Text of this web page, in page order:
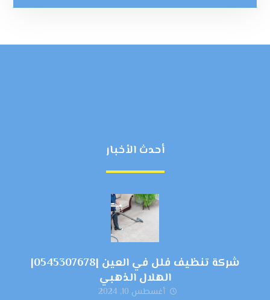
أحدث الأخبار
شركة تنظيف فلل في العين |0545307678|
الهلال الذهبي
أغسطس 10, 2024